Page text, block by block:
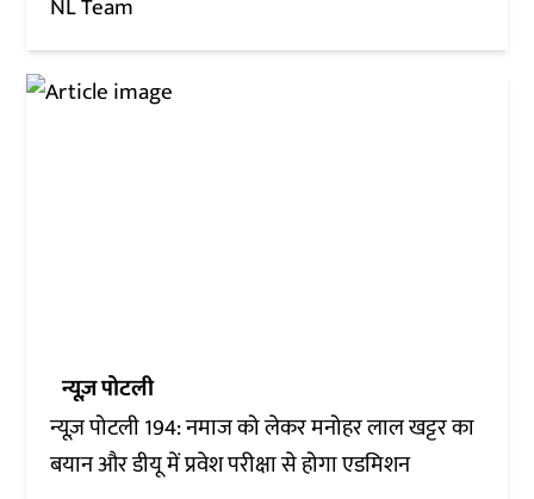
NL Team
न्यूज़ पोटली
न्यूज़ पोटली 194: नमाज को लेकर मनोहर लाल खट्टर का
बयान और डीयू में प्रवेश परीक्षा से होगा एडमिशन